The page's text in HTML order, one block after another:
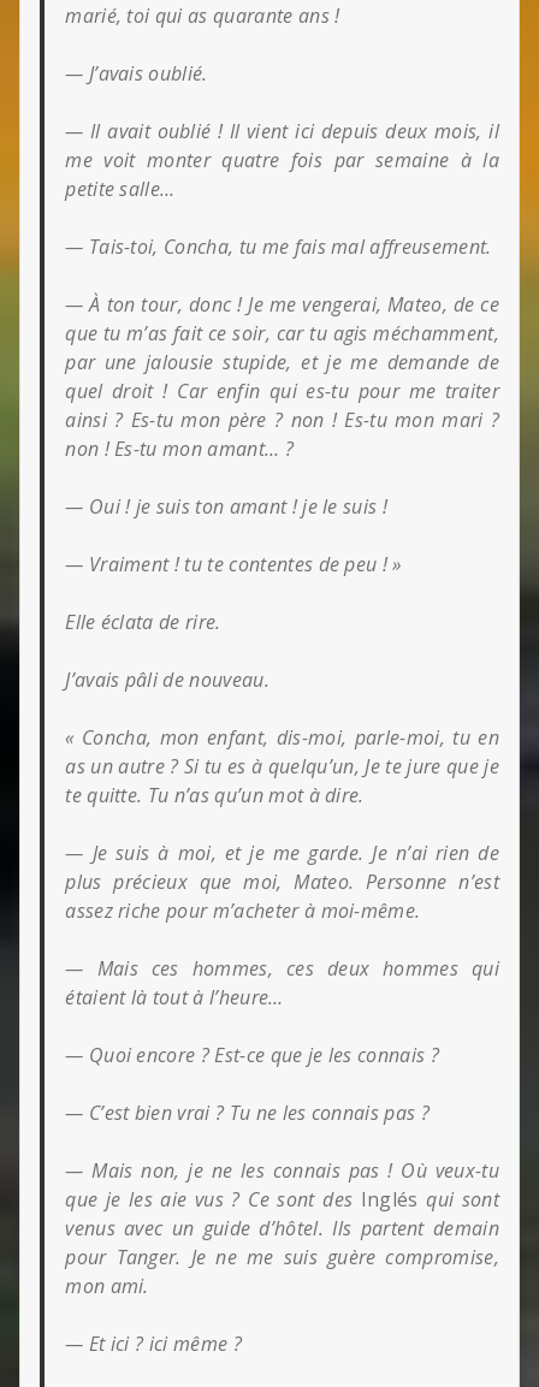
marié, toi qui as quarante ans !
— J’avais oublié.
— Il avait oublié ! Il vient ici depuis deux mois, il
me voit monter quatre fois par semaine à la
petite salle…
— Tais-toi, Concha, tu me fais mal affreusement.
— À ton tour, donc ! Je me vengerai, Mateo, de ce
que tu m’as fait ce soir, car tu agis méchamment,
par une jalousie stupide, et je me demande de
quel droit ! Car enfin qui es-tu pour me traiter
ainsi ? Es-tu mon père ? non ! Es-tu mon mari ?
non ! Es-tu mon amant… ?
— Oui ! je suis ton amant ! je le suis !
— Vraiment ! tu te contentes de peu ! »
Elle éclata de rire.
J’avais pâli de nouveau.
« Concha, mon enfant, dis-moi, parle-moi, tu en
as un autre ? Si tu es à quelqu’un, Je te jure que je
te quitte. Tu n’as qu’un mot à dire.
— Je suis à moi, et je me garde. Je n’ai rien de
plus précieux que moi, Mateo. Personne n’est
assez riche pour m’acheter à moi-même.
— Mais ces hommes, ces deux hommes qui
étaient là tout à l’heure…
— Quoi encore ? Est-ce que je les connais ?
— C’est bien vrai ? Tu ne les connais pas ?
— Mais non, je ne les connais pas ! Où veux-tu
que je les aie vus ? Ce sont des Inglés qui sont
venus avec un guide d’hôtel. Ils partent demain
pour Tanger. Je ne me suis guère compromise,
mon ami.
— Et ici ? ici même ?